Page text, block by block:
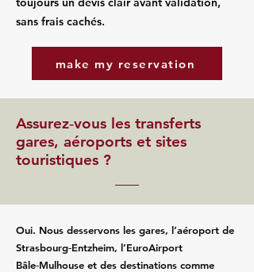
sans frais cachés.
make my reservation
Assurez‑vous les transferts
gares, aéroports et sites
touristiques ?
Oui. Nous desservons les gares, l’aéroport de
Strasbourg‑Entzheim, l’EuroAirport
Bâle‑Mulhouse et des destinations comme